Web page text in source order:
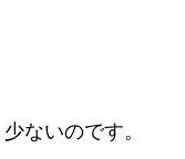
ないのです。